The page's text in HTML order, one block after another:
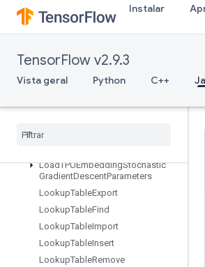
Instalar
TensorFlow v2.9.3
Vista geral Python C++
LoadTPUEmbeddingFTRLParameters
LoadTPUEmbeddingProximalYogi
Load
LoadTPUEmbeddingStochastic
GradientDescentParameters
LookupTableExport
LookupTableFind
LookupTableImport
LookupTableInsert
LookupTableRemove